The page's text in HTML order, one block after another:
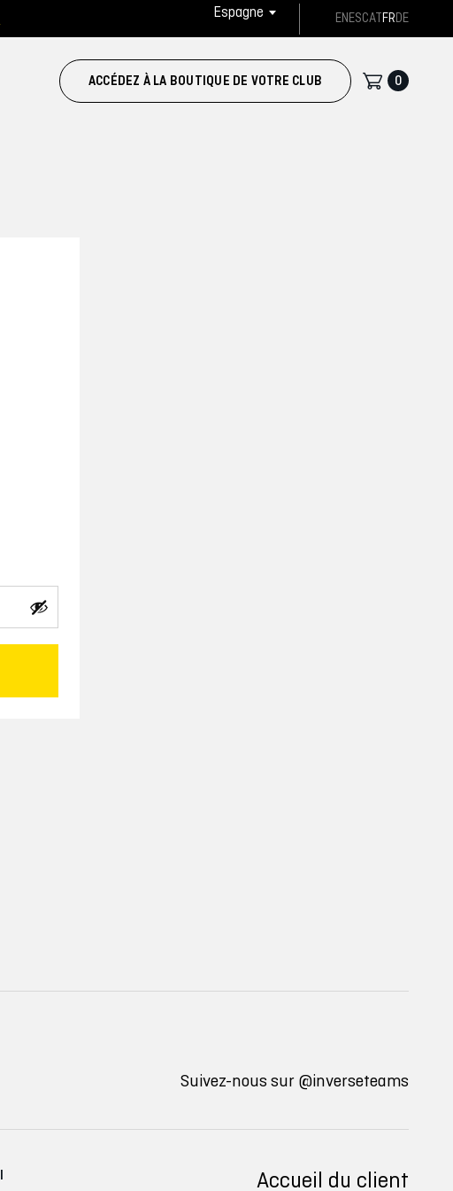
Espagne EN ESCATFRDE
ACCÉDEZ À LA BOUTIQUE DE VOTRE CLUB 0
Suivez-nous sur @inverseteams
Accueil du client